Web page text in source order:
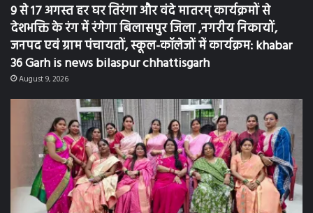
9 से 17 अगस्त हर घर तिरंगा और वंदे मातरम् कार्यक्रमों से
देशभक्ति के रंग में रंगेगा बिलासपुर जिला ,नगरीय निकायों,
जनपद एवं ग्राम पंचायतों, स्कूल-कॉलेजों में कार्यक्रम: khabar
36 Garh is news bilaspur chhattisgarh
August 9, 2026